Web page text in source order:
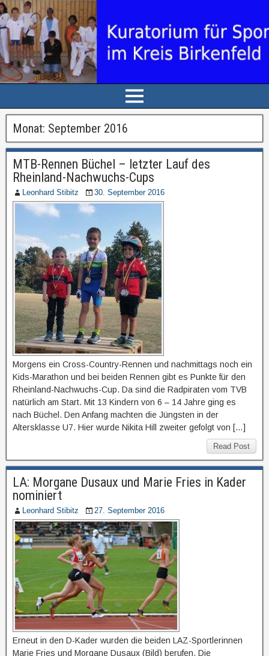
Monat: September 2016
MTB-Rennen Büchel – letzter Lauf des
Rheinland-Nachwuchs-Cups
Leonhard Stibitz 30. September 2016
Morgens ein Cross-Country-Rennen und nachmittags noch ein
Kids-Marathon und bei beiden Rennen gibt es Punkte für den
Rheinland-Nachwuchs-Cup. Da sind die Radpiraten vom TVB
natürlich am Start. Mit 13 Kindern von 6 – 14 Jahre ging es
nach Büchel. Den Anfang machten die Jüngsten in der
Altersklasse U7. Hier wurde Nikita Hill zweiter gefolgt von […]
Read Post
LA: Morgane Dusaux und Marie Fries in Kader
nominiert
Leonhard Stibitz 27. September 2016
Erneut in den D-Kader wurden die beiden LAZ-Sportlerinnen
Marie Fries und Morgane Dusaux (Bild) berufen. Die